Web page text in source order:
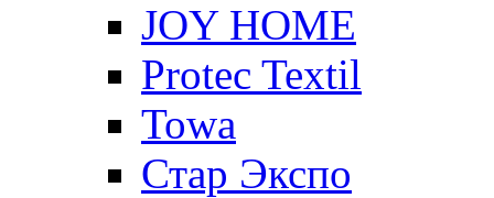
JOY HOME
Protec Textil
Towa
Стар Экспо